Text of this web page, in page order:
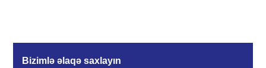
Bizimlə əlaqə saxlayın